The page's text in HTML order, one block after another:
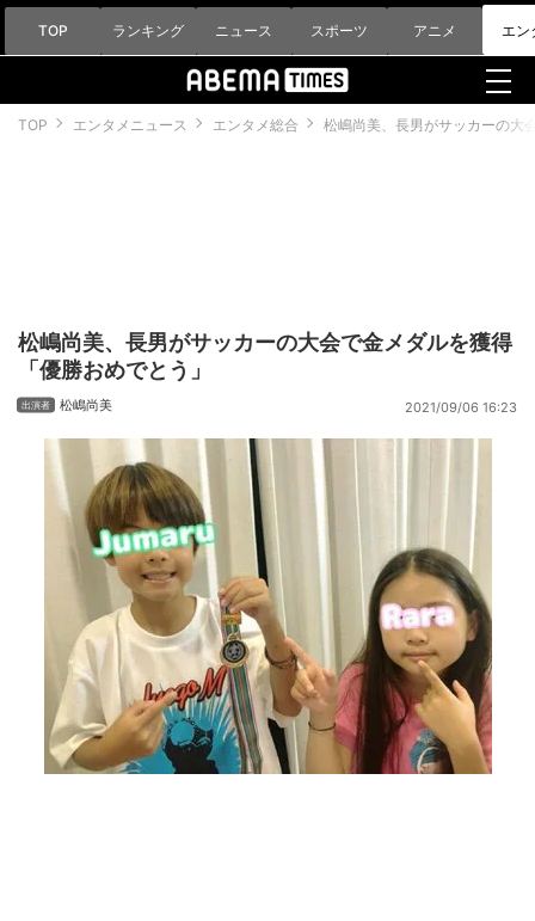
TOP ランキング ニュース スポーツ アニメ エン
TOP エンタメニュース エンタメ総合 松嶋尚美、長男がサッカーの大
松嶋尚美、長男がサッカーの大会で金メダルを獲得
「優勝おめでとう」
松嶋尚美 2021/09/06 16:23